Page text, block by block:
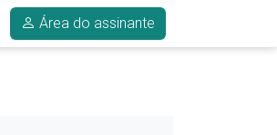
Área do assinante